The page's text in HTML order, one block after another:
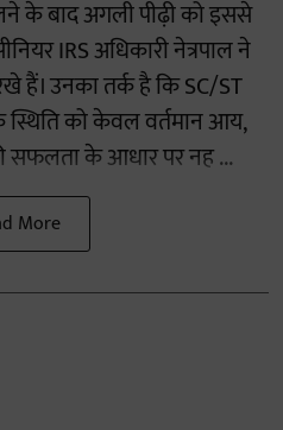
के बाद अगली पीढ़ी को इससे
IRS अधिकारी नेत्रपाल ने
हैं। उनका तर्क है कि SC/ST
को केवल वर्तमान आय,
सफलता के आधार पर नह ...
More